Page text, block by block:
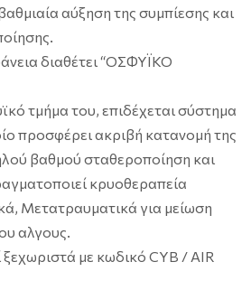
αύξηση της συμπίεσης και
διαθέτει “ΟΣΦΥΪΚΟ
τμήμα του, επιδέχεται σύστημα
προσφέρει ακριβή κατανομή της
βαθμού σταθεροποίηση και
κρυοθεραπεία
Μετατραυματικά για μείωση
αλγους.
ξεχωριστά με κωδικό CYB / AIR